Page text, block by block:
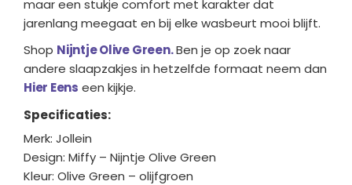
maar een stukje comfort met karakter dat
jarenlang meegaat en bij elke wasbeurt mooi blijft.
Shop Nijntje Olive Green.Ben je op zoek naar
andere slaapzakjes in hetzelfde formaat neem dan
Hier Eens een kijkje.
Specificaties:
Merk: Jollein
Design: Miffy – Nijntje Olive Green
Kleur: Olive Green – olijfgroen